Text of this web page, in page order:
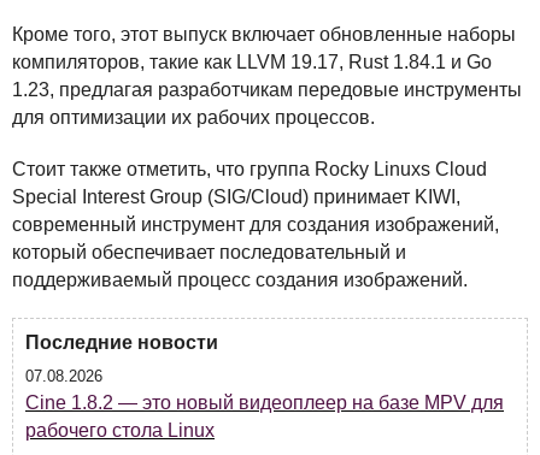
Кроме того, этот выпуск включает обновленные наборы
компиляторов, такие как LLVM 19.17, Rust 1.84.1 и Go
1.23, предлагая разработчикам передовые инструменты
для оптимизации их рабочих процессов.
Стоит также отметить, что группа Rocky Linuxs Cloud
Special Interest Group (SIG/Cloud) принимает KIWI ,
современный инструмент для создания изображений,
который обеспечивает последовательный и
поддерживаемый процесс создания изображений.
Последние новости
07.08.2026
Cine 1.8.2 — это новый видеоплеер на базе MPV для
рабочего стола Linux